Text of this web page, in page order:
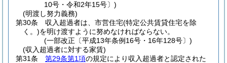
10号・令和2年15号〕)
(明渡し努力義務)
第30条
収入超過者は、市営住宅(特定公共賃貸住宅を除
く。)を明け渡すように努めなければならない。
(一部改正〔平成13年条例16号・16年128号〕)
(収入超過者に対する家賃)
第31条
第29条第1項の規定により収入超過者と認定された